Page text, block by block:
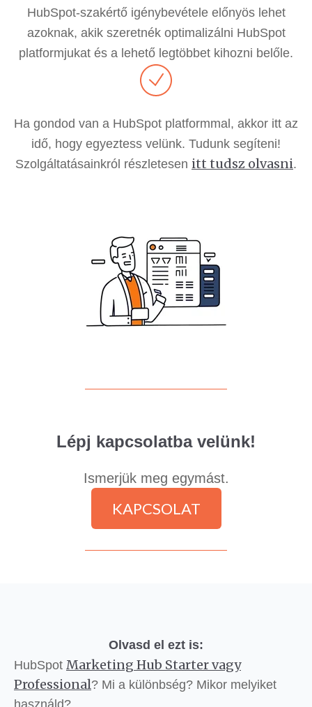
HubSpot-szakértő igénybevétele előnyös lehet
azoknak, akik szeretnék optimalizálni HubSpot
platformjukat és a lehető legtöbbet kihozni belőle.
Ha gondod van a HubSpot platformmal, akkor itt az
idő, hogy egyeztess velünk. Tudunk segíteni!
Szolgáltatásainkról részletesen itt tudsz olvasni.
Lépj kapcsolatba velünk!
Ismerjük meg egymást.
KAPCSOLAT
Olvasd el ezt is:
HubSpot Marketing Hub Starter vagy
Professional? Mi a különbség? Mikor melyiket
használd?